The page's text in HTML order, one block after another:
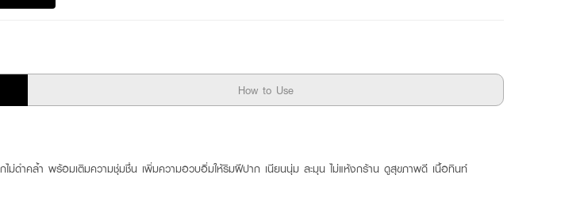
How to Use
ดำคล้ำ พร้อมเติมความชุ่มชื่น เพิ่มความอวบอิ่มให้ริมฝีปาก เนียนนุ่ม ละมุน ไม่แห้งกร้าน ดูสุขภาพดี เนื้อทินท์